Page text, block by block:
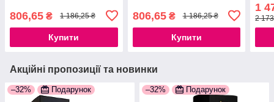
806,65 ₴ 1 186,25 ₴
Купити
806,65₴ 1 186,25 ₴
Купити
1
2
Акційні пропозиції та новинки
–32% Подарунок –32% Подарунок